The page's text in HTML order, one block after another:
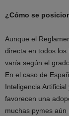
¿Cómo se
Aunque el
directa en todos los
varía según el
En el caso de
Inteligencia
favorecen una
muchas pymes